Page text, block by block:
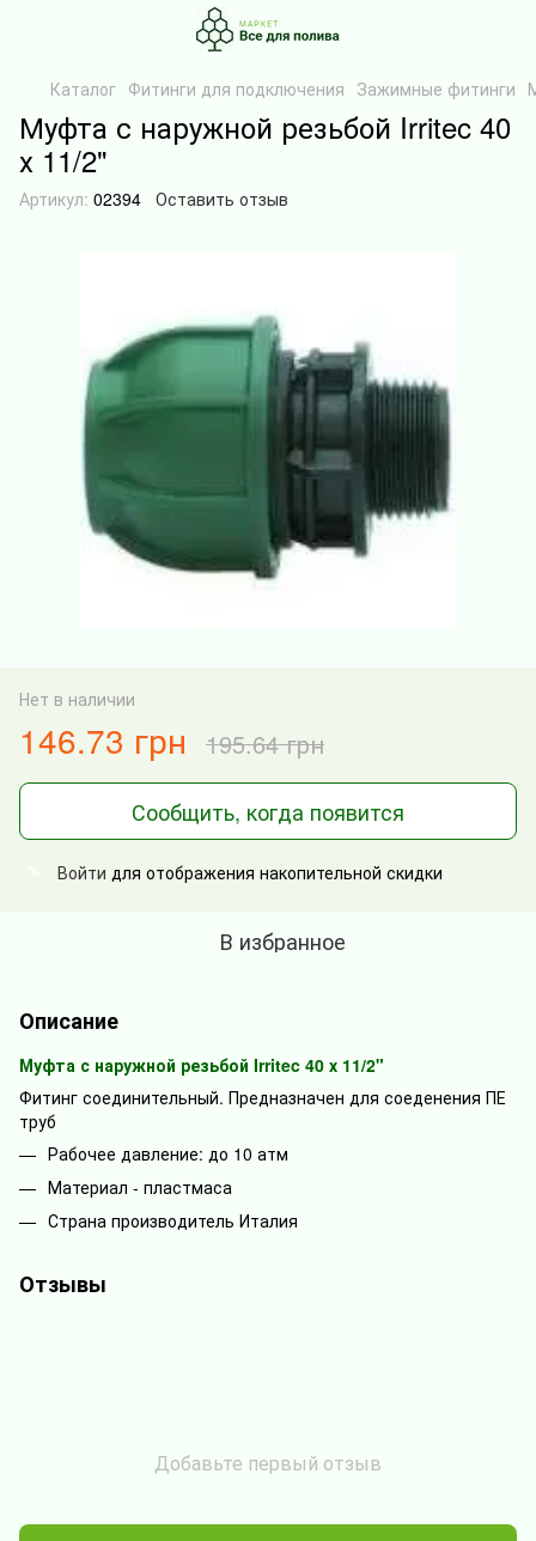
Каталог Фитинги для подключения Зажимные фитинги
Муфта с наружной резьбой Irritec 40
х 11/2"
Артикул: 02394 Оставить отзыв
Нет в наличии
146.73 грн 195.64 грн
Сообщить, когда появится
Войти для отображения накопительной скидки
В избранное
Описание
Муфта с наружной резьбой Irritec 40 х 11/2"
Фитинг соединительный. Предназначен для соеденения ПЕ
труб
Рабочее давление: до 10 атм
Материал - пластмаса
Страна производитель Италия
Отзывы
Добавьте первый отзыв